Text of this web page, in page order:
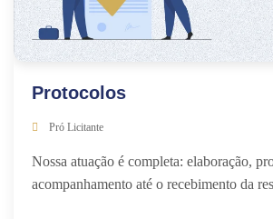
Protocolos
Pró Licitante
Nossa atuação é completa: elaboração,
acompanhamento até o recebimento da